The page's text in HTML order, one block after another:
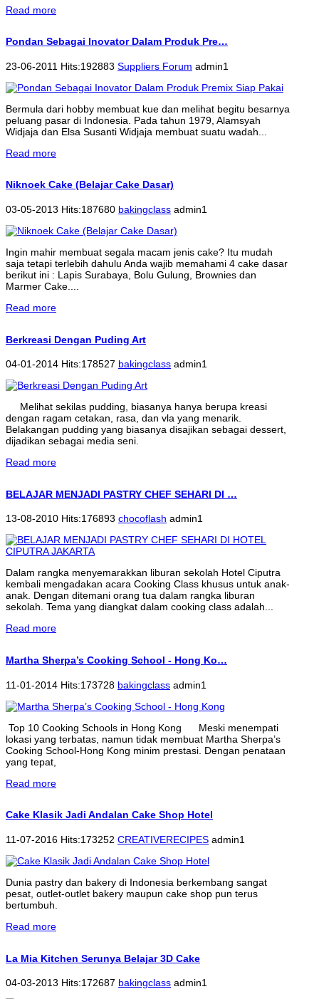
Read more
Pondan Sebagai Inovator Dalam Produk Pre…
23-06-2011 Hits:192883 Suppliers Forum admin1
Bermula dari hobby membuat kue dan melihat begitu besarnya
peluang pasar di Indonesia. Pada tahun 1979, Alamsyah
Widjaja dan Elsa Susanti Widjaja membuat suatu wadah...
Read more
Niknoek Cake (Belajar Cake Dasar)
03-05-2013 Hits:187680 bakingclass admin1
Ingin mahir membuat segala macam jenis cake? Itu mudah
saja tetapi terlebih dahulu Anda wajib memahami 4 cake dasar
berikut ini : Lapis Surabaya, Bolu Gulung, Brownies dan
Marmer Cake....
Read more
Berkreasi Dengan Puding Art
04-01-2014 Hits:178527 bakingclass admin1
Melihat sekilas pudding, biasanya hanya berupa kreasi
dengan ragam cetakan, rasa, dan vla yang menarik.
Belakangan pudding yang biasanya disajikan sebagai dessert,
dijadikan sebagai media seni.
Read more
BELAJAR MENJADI PASTRY CHEF SEHARI DI …
13-08-2010 Hits:176893 chocoflash admin1
Dalam rangka menyemarakkan liburan sekolah Hotel Ciputra
kembali mengadakan acara Cooking Class khusus untuk anak-
anak. Dengan ditemani orang tua dalam rangka liburan
sekolah. Tema yang diangkat dalam cooking class adalah...
Read more
Martha Sherpa’s Cooking School - Hong Ko…
11-01-2014 Hits:173728 bakingclass admin1
Top 10 Cooking Schools in Hong Kong Meski menempati
lokasi yang terbatas, namun tidak membuat Martha Sherpa’s
Cooking School-Hong Kong minim prestasi. Dengan penataan
yang tepat,
Read more
Cake Klasik Jadi Andalan Cake Shop Hotel
11-07-2016 Hits:173252 CREATIVERECIPES admin1
Dunia pastry dan bakery di Indonesia berkembang sangat
pesat, outlet-outlet bakery maupun cake shop pun terus
bertumbuh.
Read more
La Mia Kitchen Serunya Belajar 3D Cake
04-03-2013 Hits:172687 bakingclass admin1